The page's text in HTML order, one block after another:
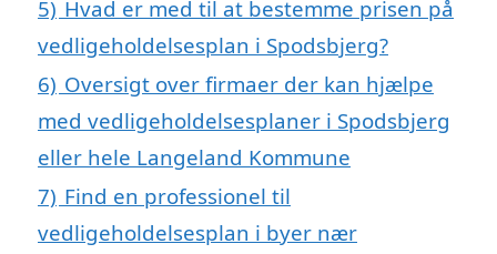
5) Hvad er med til at bestemme prisen på
vedligeholdelsesplan i Spodsbjerg?
6) Oversigt over firmaer der kan hjælpe
med vedligeholdelsesplaner i Spodsbjerg
eller hele Langeland Kommune
7) Find en professionel til
vedligeholdelsesplan i byer nær